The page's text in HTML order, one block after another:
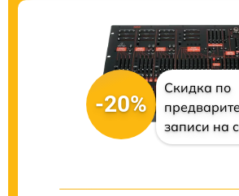
-20%
Скидка по
записи на